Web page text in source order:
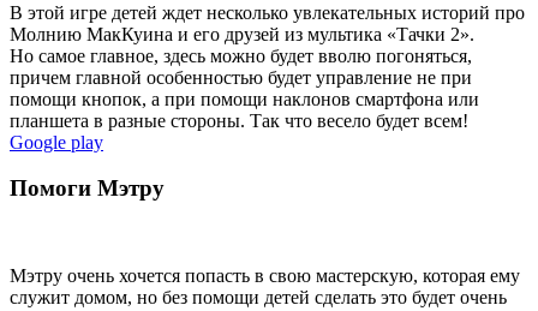
В этой игре детей ждет несколько увлекательных историй про
Молнию МакКуина и его друзей из мультика «Тачки 2».
Но самое главное, здесь можно будет вволю погоняться,
причем главной особенностью будет управление не при
помощи кнопок, а при помощи наклонов смартфона или
планшета в разные стороны. Так что весело будет всем!
Google play
Помоги Мэтру
Мэтру очень хочется попасть в свою мастерскую, которая ему
служит домом, но без помощи детей сделать это будет очень